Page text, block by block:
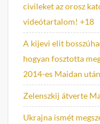
civileket az orosz
videótartalom! +18
A kijevi elit
hogyan fosztotta
2014-es Maidan után
Zelenszkij átverte
Ukrajna ismét